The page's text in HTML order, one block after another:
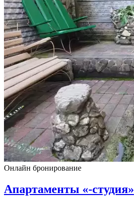
Онлайн бронирование
Апартаменты «-студия»